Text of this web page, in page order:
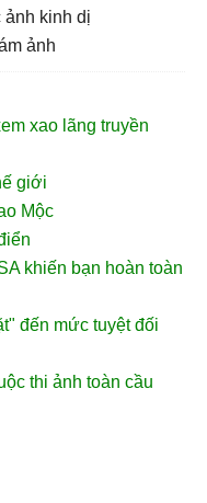
ảnh kinh dị
ảnh
xao lãng truyền
giới
Mộc
khiến bạn hoàn toàn
đến mức tuyệt đối
thi ảnh toàn cầu